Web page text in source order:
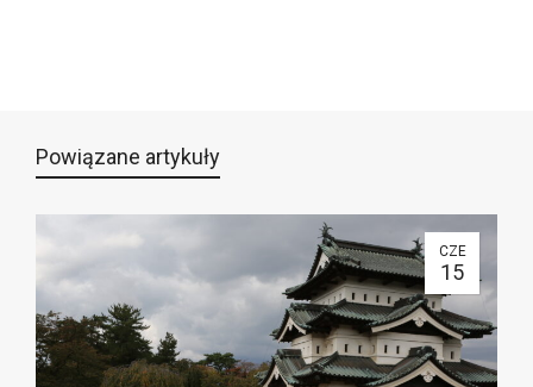
Powiązane artykuły
CZE
15